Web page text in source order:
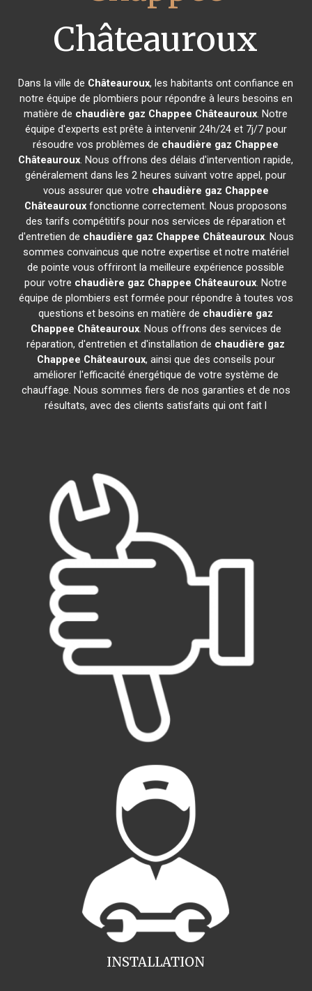
Châteauroux
Dans la ville de Châteauroux, les habitants ont confiance en
notre équipe de plombiers pour répondre à leurs besoins en
matière de chaudière gaz Chappee Châteauroux. Notre
équipe d'experts est prête à intervenir 24h/24 et 7j/7 pour
résoudre vos problèmes de chaudière gaz Chappee
Châteauroux. Nous offrons des délais d'intervention rapide,
généralement dans les 2 heures suivant votre appel, pour
vous assurer que votre chaudière gaz Chappee
Châteauroux fonctionne correctement. Nous proposons
des tarifs compétitifs pour nos services de réparation et
d'entretien de chaudière gaz Chappee Châteauroux. Nous
sommes convaincus que notre expertise et notre matériel
de pointe vous offriront la meilleure expérience possible
pour votre chaudière gaz Chappee Châteauroux. Notre
équipe de plombiers est formée pour répondre à toutes vos
questions et besoins en matière de chaudière gaz
Chappee Châteauroux. Nous offrons des services de
réparation, d'entretien et d'installation de chaudière gaz
Chappee Châteauroux, ainsi que des conseils pour
améliorer l'efficacité énergétique de votre système de
chauffage. Nous sommes fiers de nos garanties et de nos
résultats, avec des clients satisfaits qui ont fait l
INSTALLATION